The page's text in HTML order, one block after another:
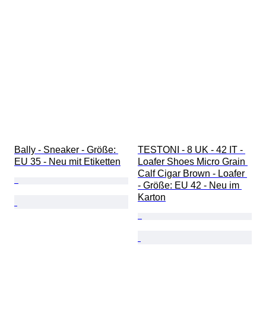
Bally - Sneaker - Größe:
EU 35 - Neu mit Etiketten
TESTONI - 8 UK - 42 IT -
Loafer Shoes Micro Grain
Calf Cigar Brown - Loafer
- Größe: EU 42 - Neu im
Karton